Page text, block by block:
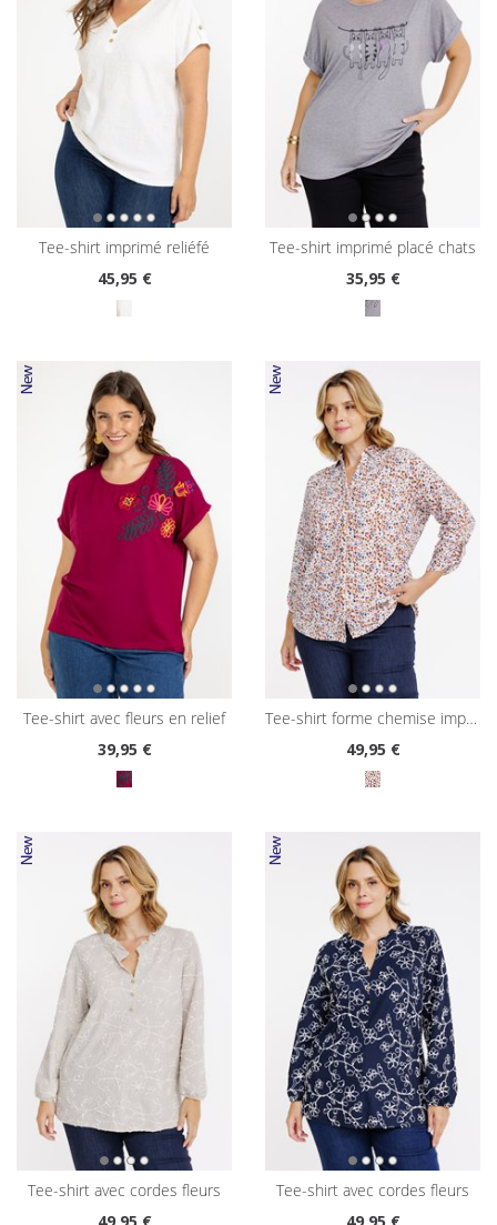
tee-shirt imprimé reliéfé
45,95 €
tee-shirt imprimé placé chats
35,95 €
tee-shirt avec fleurs en relief
39,95 €
tee-shirt forme chemise imprimé
49,95 €
tee-shirt avec cordes fleurs
tee-shirt avec cordes fleurs